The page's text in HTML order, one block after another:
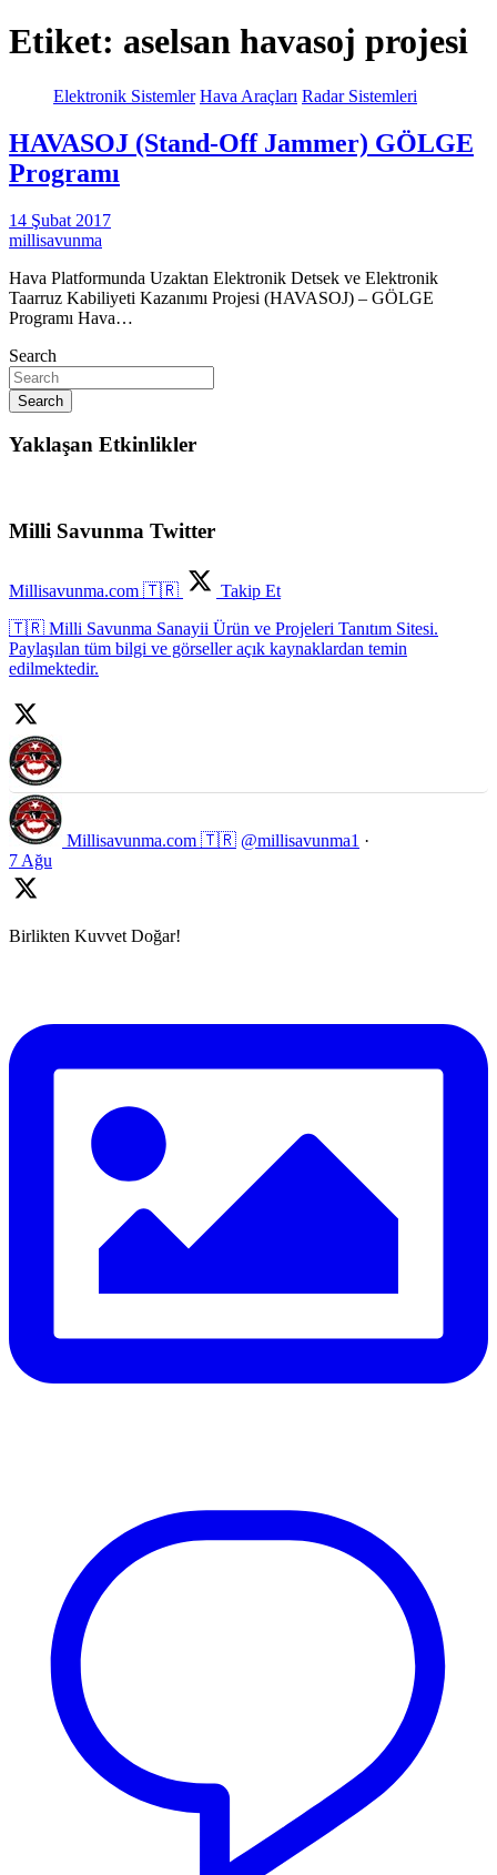
Etiket: aselsan havasoj projesi
Elektronik Sistemler Hava Araçları Radar Sistemleri
HAVASOJ (Stand-Off Jammer) GÖLGE
Programı
14 Şubat 2017
millisavunma
Hava Platformunda Uzaktan Elektronik Detsek ve Elektronik
Taarruz Kabiliyeti Kazanımı Projesi (HAVASOJ) – GÖLGE
Programı Hava…
Search
Search
Yaklaşan Etkinlikler
Milli Savunma Twitter
Millisavunma.com 🇹🇷
Takip Et
🇹🇷 Milli Savunma Sanayii Ürün ve Projeleri Tanıtım Sitesi.
Paylaşılan tüm bilgi ve görseller açık kaynaklardan temin
edilmektedir.
Millisavunma.com 🇹🇷 @millisavunma1 ·
7 Ağu
Birlikten Kuvvet Doğar!